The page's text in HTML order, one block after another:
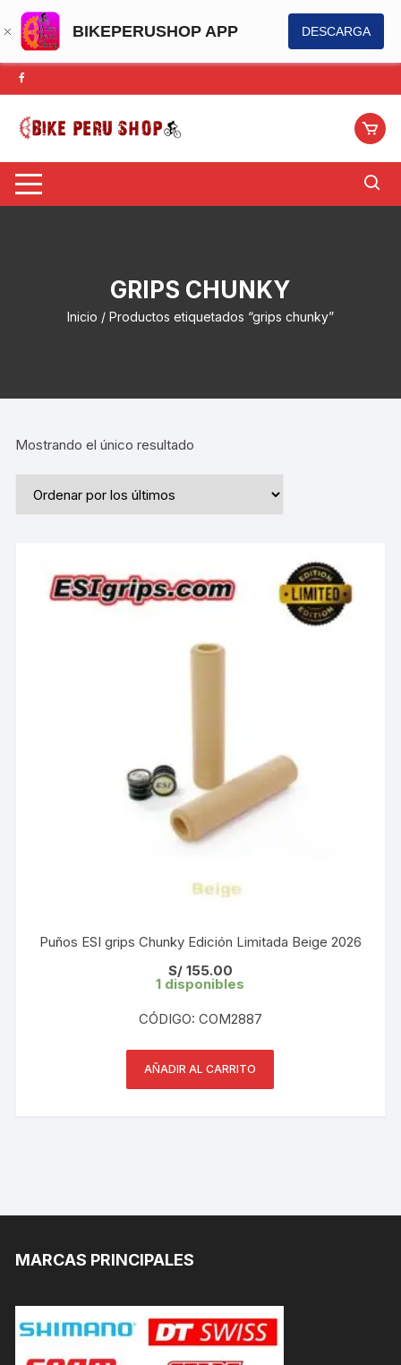
BIKEPERUSHOP APP DESCARGA
Saltar
al
contenido
GRIPS CHUNKY
Inicio / Productos etiquetados “grips chunky”
Mostrando el único resultado
Puños ESI grips Chunky Edición Limitada Beige 2026
S/155.00
1 disponibles
CÓDIGO: COM2887
AÑADIR AL CARRITO
MARCAS PRINCIPALES